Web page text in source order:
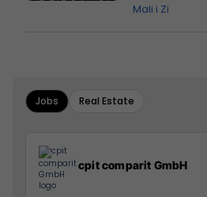
Mali i Zi
Jobs Real Estate
cpit comparit GmbH